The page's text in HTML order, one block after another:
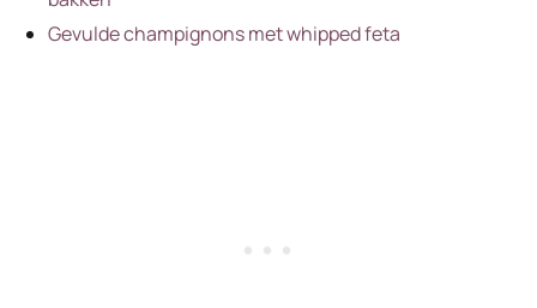
Gevulde champignons met whipped feta